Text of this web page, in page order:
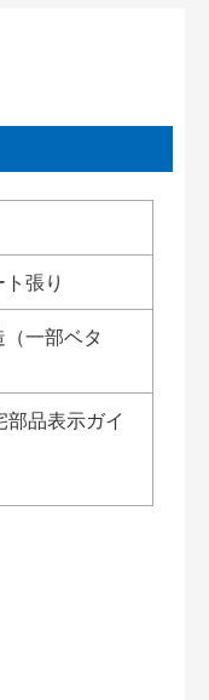
張り
一部ベタ
品表示ガイ